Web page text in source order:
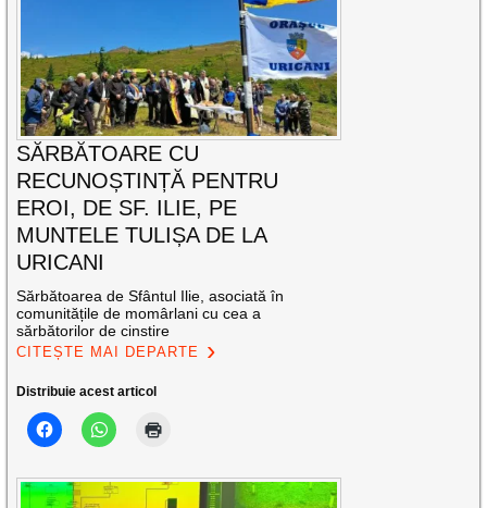
SĂRBĂTOARE CU
RECUNOȘTINȚĂ PENTRU
EROI, DE SF. ILIE, PE
MUNTELE TULIȘA DE LA
URICANI
Sărbătoarea de Sfântul Ilie, asociată în
comunitățile de momârlani cu cea a
sărbătorilor de cinstire
CITEȘTE MAI DEPARTE
Distribuie acest articol